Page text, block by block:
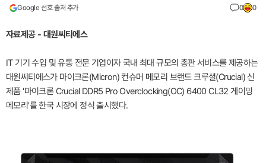
Google 선호 출처 추가 0 0
자료제공 - 대원씨티에스
IT 기기 수입 및 유통 전문 기업이자 국내 최대 규모의 총판 서비스를 제공하는
대원씨티에스가 마이크론(Micron) 컨슈머 메모리 브랜드 크루셜(Crucial) 신
제품 '마이크론 Crucial DDR5 Pro Overclocking(OC) 6400 CL32 게이밍
메모리'를 한국 시장에 정식 출시했다.